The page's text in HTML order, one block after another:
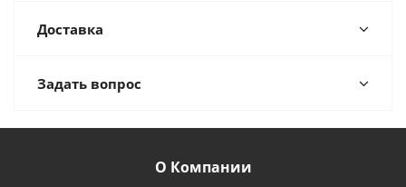
Доставка
Задать вопрос
О Компании